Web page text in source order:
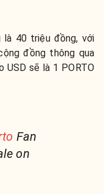
là 40 triệu đồng, với
đồng thông qua
USD sẽ là 1 PORTO
Fan
on